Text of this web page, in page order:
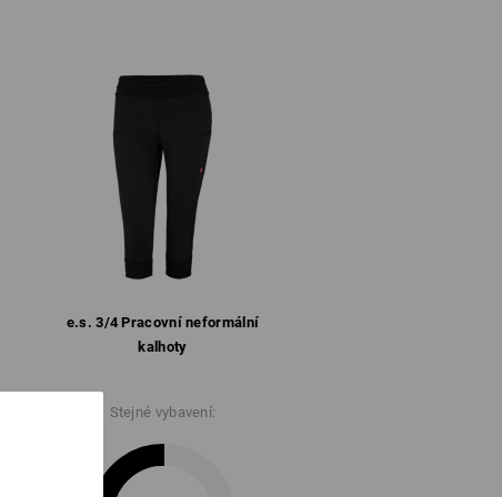
Nebělit
Žehlete žehličkou nastavenou na
nízkou teplotu
zásob !!!
POHYBU!
e.s. 3/​4 Pracovní neformální
kalhoty
Stejné vybavení: